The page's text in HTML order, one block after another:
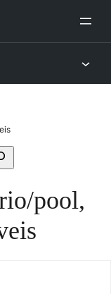
Pesquisar
fórum
pool,